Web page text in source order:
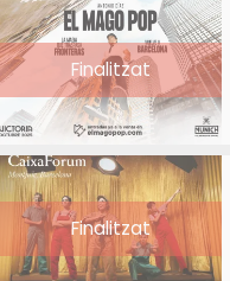
Finalitzat
Finalitzat